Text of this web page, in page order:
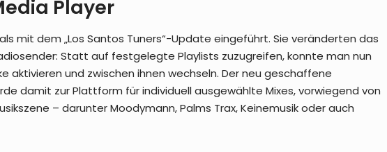
Player
mit dem „Los Santos Tuners“-Update eingeführt. Sie veränderten das
Statt auf festgelegte Playlists zuzugreifen, konnte man nun
aktivieren und zwischen ihnen wechseln. Der neu geschaffene
damit zur Plattform für individuell ausgewählte Mixes, vorwiegend von
– darunter Moodymann, Palms Trax, Keinemusik oder auch